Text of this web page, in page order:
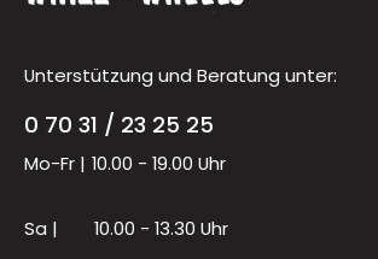
Unterstützung und Beratung unter:
0 70 31 / 23 25 25
Mo-Fr | 10.00 - 19.00 Uhr
Sa | 10.00 - 13.30 Uhr